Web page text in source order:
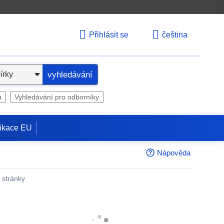
Přihlásit se čeština
vyhledávání
Vyhledávání pro odborníky
EU
Nápověda
stránky